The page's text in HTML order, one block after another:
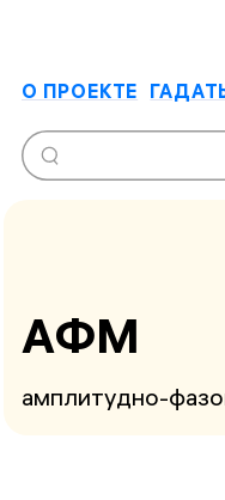
О ПРОЕКТЕ
АФМ
амплитудно-